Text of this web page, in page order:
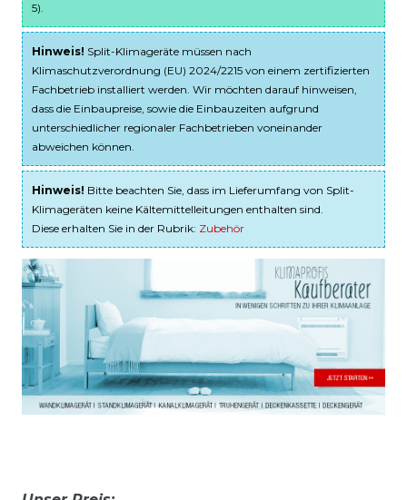
5).
Hinweis! Split-Klimageräte müssen nach
Klimaschutzverordnung (EU) 2024/2215 von einem zertifizierten
Fachbetrieb installiert werden. Wir möchten darauf hinweisen,
dass die Einbaupreise, sowie die Einbauzeiten aufgrund
unterschiedlicher regionaler Fachbetrieben voneinander
abweichen können.
Hinweis! Bitte beachten Sie, dass im Lieferumfang von Split-
Klimageräten keine Kältemittelleitungen enthalten sind.
Diese erhalten Sie in der Rubrik: Zubehör